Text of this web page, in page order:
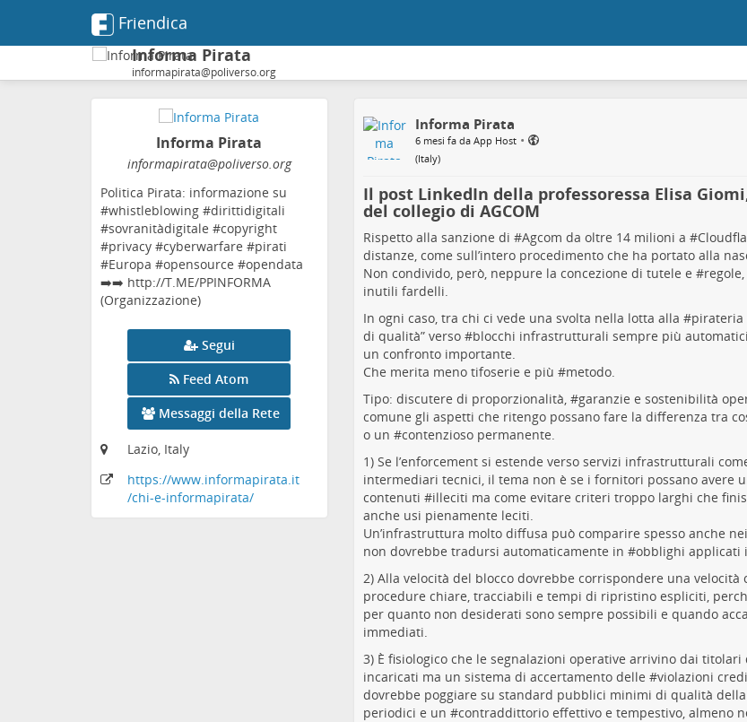
Friendica
Informa Pirata
informapirata@poliverso.org
Informa Pirata
informapirata@poliverso.org
Politica Pirata: informazione su
#whistleblowing #dirittidigitali
#sovranitàdigitale #copyright
#privacy #cyberwarfare #pirati
#Europa #opensource #opendata
➡️➡️ http://T.ME/PPINFORMA
(Organizzazione)
Segui
Feed Atom
Messaggi della Rete
Lazio, Italy
https://www.informapirata.it
/chi-e-informapirata/
Informa Pirata
6 mesi fa da App Host •
(Italy)
Il post LinkedIn della professoressa Elisa
del collegio di AGCOM
Rispetto alla sanzione di #Agcom da oltre 14 milioni a #
distanze, come sull’intero procedimento che ha portato alla
Non condivido, però, neppure la concezione di tutele e #regole
inutili fardelli.
In ogni caso, tra chi ci vede una svolta nella lotta alla #pirateria
di qualità” verso #blocchi infrastrutturali sempre più
un confronto importante.
Che merita meno tifoserie e più #metodo.
Tipo: discutere di proporzionalità, #garanzie e sostenibilità
comune gli aspetti che ritengo possano fare la differenza tra
o un #contenziosopermanente.
1) Se l’enforcement si estende verso servizi infrastrutturali
intermediari tecnici, il tema non è se i fornitori possano avere
contenuti #illeciti ma come evitare criteri troppo larghi che
anche usi pienamente leciti.
Un’infrastruttura molto diffusa può comparire spesso anche
non dovrebbe tradursi automaticamente in #obblighi applicati
2) Alla velocità del blocco dovrebbe corrispondere una velocità
procedure chiare, tracciabili e tempi di ripristino espliciti,
per quanto non desiderati sono sempre possibili e quando
immediati.
3) È fisiologico che le segnalazioni operative arrivino dai titolari
incaricati ma un sistema di accertamento delle #violazioni
dovrebbe poggiare su standard pubblici minimi di qualità
periodici e un #contraddittorioeffettivo e tempestivo, almeno